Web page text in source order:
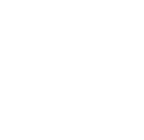
決逃過法網罪犯的阻擊手｡ 劇情從